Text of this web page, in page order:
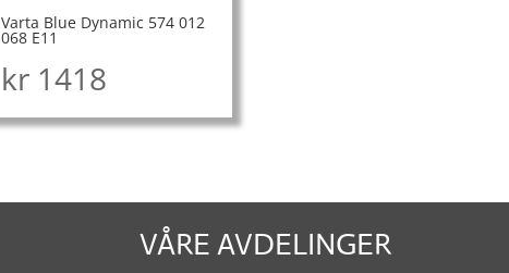
Varta Blue Dynamic 574 012
068 E11
kr1418
VÅRE AVDELINGER